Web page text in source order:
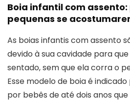
Boia infantil com
pequenas se
As boias infantis com assento
devido à sua cavidade para
sentado, sem que ela corra o
Esse modelo de boia é
por bebês de até dois anos